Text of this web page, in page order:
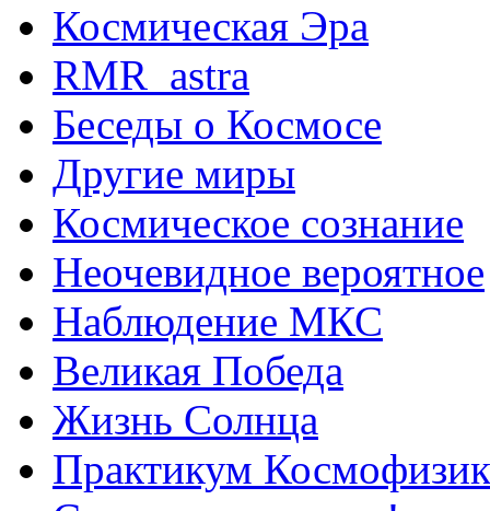
Космическая Эра
RMR_astra
Беседы о Космосе
Другие миры
Космическое сознание
Неочевидное вероятное
Наблюдение МКС
Великая Победа
Жизнь Солнца
Практикум